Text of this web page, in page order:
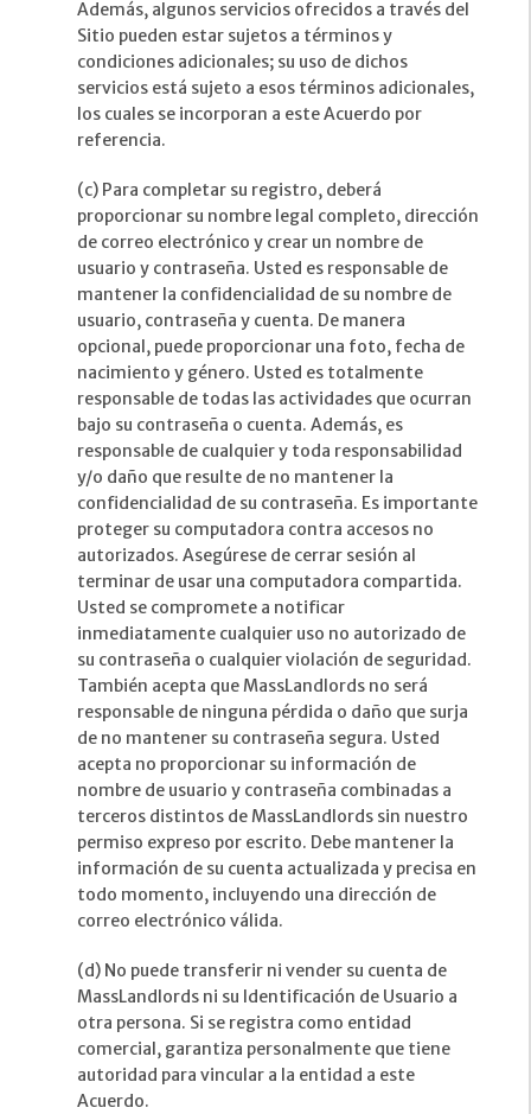
Además, algunos servicios ofrecidos a través del
Sitio pueden estar sujetos a términos y
condiciones adicionales; su uso de dichos
servicios está sujeto a esos términos adicionales,
los cuales se incorporan a este Acuerdo por
referencia.
(c) Para completar su registro, deberá
proporcionar su nombre legal completo, dirección
de correo electrónico y crear un nombre de
usuario y contraseña. Usted es responsable de
mantener la confidencialidad de su nombre de
usuario, contraseña y cuenta. De manera
opcional, puede proporcionar una foto, fecha de
nacimiento y género. Usted es totalmente
responsable de todas las actividades que ocurran
bajo su contraseña o cuenta. Además, es
responsable de cualquier y toda responsabilidad
y/o daño que resulte de no mantener la
confidencialidad de su contraseña. Es importante
proteger su computadora contra accesos no
autorizados. Asegúrese de cerrar sesión al
terminar de usar una computadora compartida.
Usted se compromete a notificar
inmediatamente cualquier uso no autorizado de
su contraseña o cualquier violación de seguridad.
También acepta que MassLandlords no será
responsable de ninguna pérdida o daño que surja
de no mantener su contraseña segura. Usted
acepta no proporcionar su información de
nombre de usuario y contraseña combinadas a
terceros distintos de MassLandlords sin nuestro
permiso expreso por escrito. Debe mantener la
información de su cuenta actualizada y precisa en
todo momento, incluyendo una dirección de
correo electrónico válida.
(d) No puede transferir ni vender su cuenta de
MassLandlords ni su Identificación de Usuario a
otra persona. Si se registra como entidad
comercial, garantiza personalmente que tiene
autoridad para vincular a la entidad a este
Acuerdo.